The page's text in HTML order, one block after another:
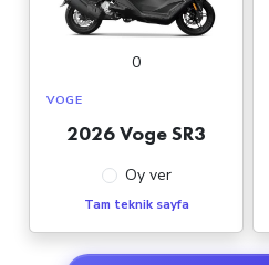
0
VOGE
2026 Voge SR3
Oy ver
Tam teknik sayfa